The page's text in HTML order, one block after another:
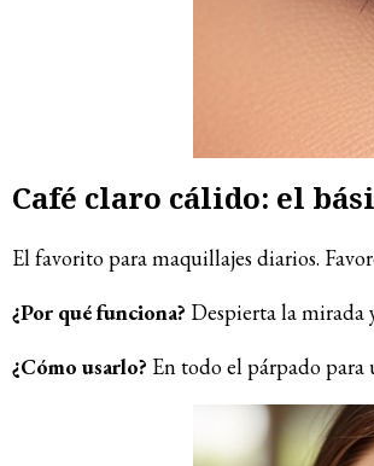
Café claro cálido: el
El favorito para maquillajes diarios.
¿Por qué funciona? Despierta la
¿Cómo usarlo? En todo el párpado